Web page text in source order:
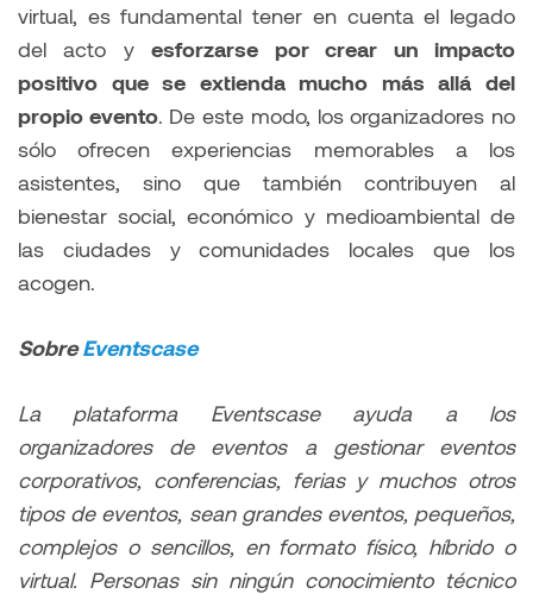
virtual, es fundamental tener en cuenta el legado
del acto yesforzarse por crear un impacto
positivo que se extienda mucho más allá del
propio evento. De este modo, los organizadores no
sólo ofrecen experiencias memorables a los
asistentes, sino que también contribuyen al
bienestar social, económico y medioambiental de
las ciudades y comunidades locales que los
acogen.
SobreEventscase
La plataforma Eventscase ayuda a los
organizadores de eventos a gestionar eventos
corporativos, conferencias, ferias y muchos otros
tipos de eventos, sean grandes eventos, pequeños,
complejos o sencillos, en formato físico, híbrido o
virtual. Personas sin ningún conocimiento técnico